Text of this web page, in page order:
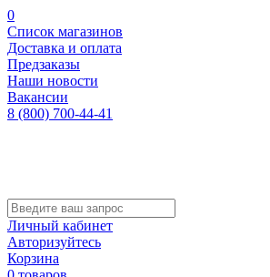
0
Список магазинов
Доставка и оплата
Предзаказы
Наши новости
Вакансии
8 (800) 700-44-41
Личный кабинет
Авторизуйтесь
Корзина